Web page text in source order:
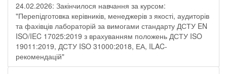
24.02.2026: Закінчилося навчання за курсом:
"Перепідготовка керівників, менеджерів з якості, аудиторів
та фахівців лабораторій за вимогами стандарту ДСТУ EN
ISO/IEC 17025:2019 з врахуванням положень ДСТУ ISO
19011:2019, ДСТУ ISO 31000:2018, ЕА, ILAC-
рекомендацій"